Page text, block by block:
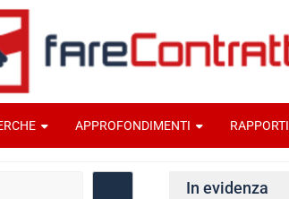
APPROFONDIMENTI RAPPORTI
In evidenza